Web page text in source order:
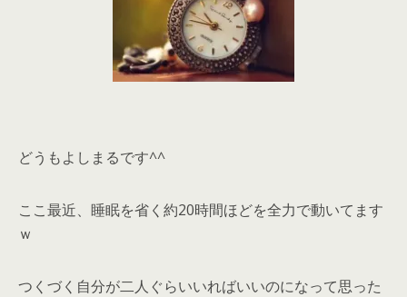
どうもよしまるです^^
ここ最近、睡眠を省く約20時間ほどを全力で動いてます
ｗ
つくづく自分が二人ぐらいいればいいのになって思った